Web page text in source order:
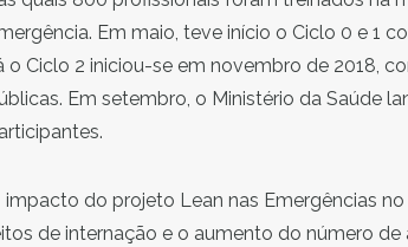
Em maio, teve início o Ciclo 0 e 1
o Ciclo 2 iniciou-se em novembro de 2018,
Em setembro, o Ministério da Saúde
impacto do projeto Lean nas Emergências
de internação e o aumento do número